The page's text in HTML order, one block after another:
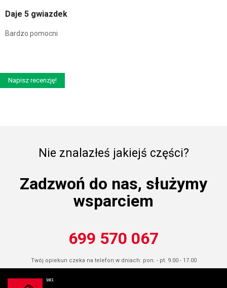
Daje 5 gwiazdek
Bardzo pomocni
Napisz recenzję!
Nie znalazłeś jakiejś części?
Zadzwoń do nas, służymy
wsparciem
699 570 067
Twój opiekun czeka na telefon w dniach: pon. - pt. 9.00 - 17.00